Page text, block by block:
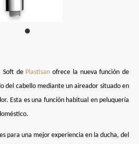
Softde Plastisan ofrece la nueva función de
del cabello mediante un aireador situado en
Esta es una función habitual en peluquería
para una mejor experiencia en la ducha, del